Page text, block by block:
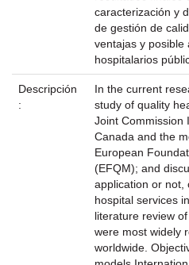
caracterización y
de gestión de
ventajas y posible
hospitalarios
Descripción
:
In the current
study of quality
Joint Commission
Canada and the
European
(EFQM); and
application or not,
hospital services
literature review
were most widely
worldwide.